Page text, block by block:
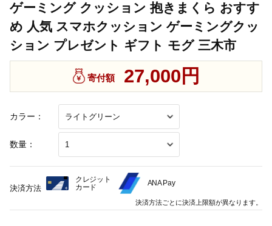
ゲーミング クッション 抱きまくら おすす
め 人気 スマホクッション ゲーミングクッ
ション プレゼント ギフト モグ 三木市
カラー：
数量：
寄付額 27,000円
決済方法
クレジット
カード
ANA Pay
決済方法ごとに決済上限額が異なります。